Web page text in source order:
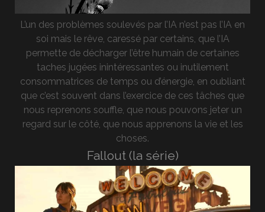
L’un des problèmes soulevés par l’IA n’est pas l’IA en
soi mais le rêve, caressé par certains, que l’IA
permette de décharger l’être humain de certaines
taches jugées inintéressantes ou inutilement
consommatrices de temps ou d’énergie, en oubliant
que c’est souvent dans l’exercice de ces tâches que
nous reprenons souffle, que nous pouvons jeter un
regard sur le côté, que nous apprenons la vie et les
choses.
Fallout (la série)